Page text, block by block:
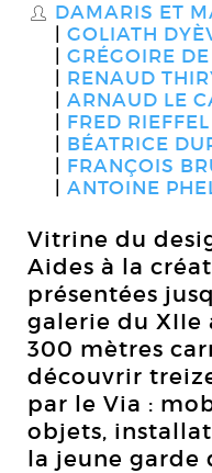
S DAMARIS ET
GOLIATH
GRÉGOIRE
RENAUD
ARNAUD LE
FRED RIEFFEL
BÉATRICE
FRANÇOIS
ANTOINE
Vitrine du
Aides à la
présentées
galerie du XIIe
300 mètres
découvrir
par le Via :
objets,
la jeune garde